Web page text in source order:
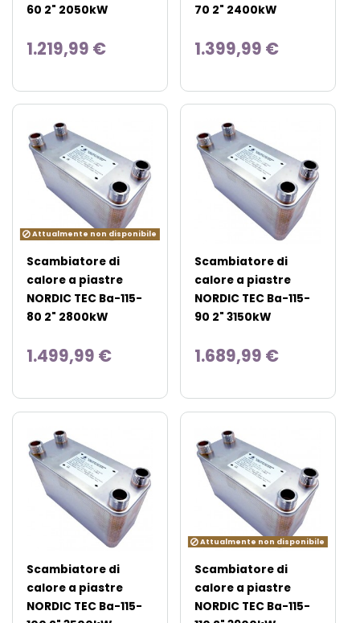
60 2" 2050kW
1.219,99 €
70 2" 2400kW
1.399,99 €
Attualmente non disponibile
Scambiatore di
calore a piastre
NORDIC TEC Ba-115-
80 2" 2800kW
1.499,99 €
Scambiatore di
calore a piastre
NORDIC TEC Ba-115-
90 2" 3150kW
1.689,99 €
Scambiatore di
calore a piastre
NORDIC TEC Ba-115-
Attualmente non disponibile
Scambiatore di
calore a piastre
NORDIC TEC Ba-115-